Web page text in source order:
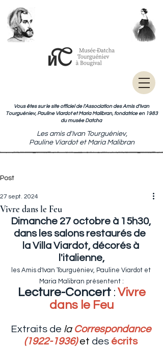
Vous êtes sur le site officiel de l'Association des Amis d'Ivan
Tourguéniev, Pauline Viardot et Maria Malibran, fondatrice en 1983
du musée Datcha
Les amis d'Ivan Tourguéniev,
Pauline Viardot et Maria Malibran
Post
Vivre dans le Feu
27 sept. 2024
Dimanche 27 octobre à 15h30,
dans les salons restaurés de
la Villa Viardot, décorés à
l'italienne,
les Amis d'Ivan Tourguéniev, Pauline Viardot et
Maria Malibran présentent :
Lecture-Concert : Vivre
dans le Feu
Extraits de la Correspondance
(1922-1936) et des écrits